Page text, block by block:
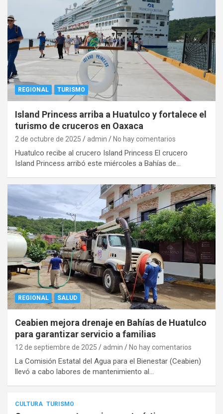
REGIONAL TURISMO
Island Princess arriba a Huatulco y fortalece el
turismo de cruceros en Oaxaca
2 de octubre de 2025 admin No hay comentarios
Huatulco recibe al crucero Island Princess El crucero
Island Princess arribó este miércoles a Bahías de…
REGIONAL SALUD
Ceabien mejora drenaje en Bahías de Huatulco
para garantizar servicio a familias
12 de septiembre de 2025 admin No hay comentarios
La Comisión Estatal del Agua para el Bienestar (Ceabien)
llevó a cabo labores de mantenimiento al…
CULTURA TURISMO